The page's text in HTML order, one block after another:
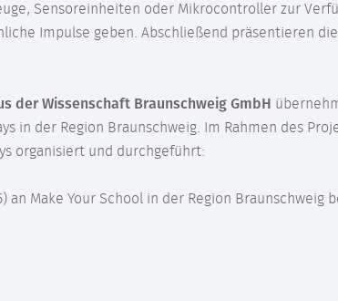
Sensoreinheiten oder Mikrocontroller zur
Impulse geben. Abschließend präsentieren
der Wissenschaft Braunschweig GmbH
in der Region Braunschweig. Im Rahmen des
organisiert und durchgeführt:
Make Your School in der Region Braunschweig